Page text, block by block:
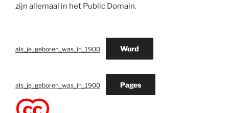
zijn allemaal in het Public Domain.
als_je_geboren_was_in_1900 Word
als_je_geboren_was_in_1900 Pages